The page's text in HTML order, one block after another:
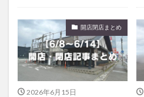
開店閉店まとめ
2026年6月15日